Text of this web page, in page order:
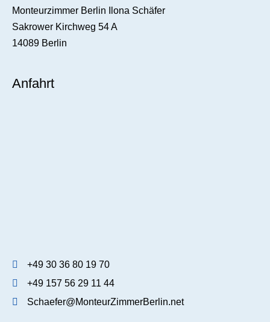
Monteurzimmer Berlin Ilona Schäfer
Sakrower Kirchweg 54 A
14089 Berlin
Anfahrt
+49 30 36 80 19 70
+49 157 56 29 11 44
Schaefer@MonteurZimmerBerlin.net